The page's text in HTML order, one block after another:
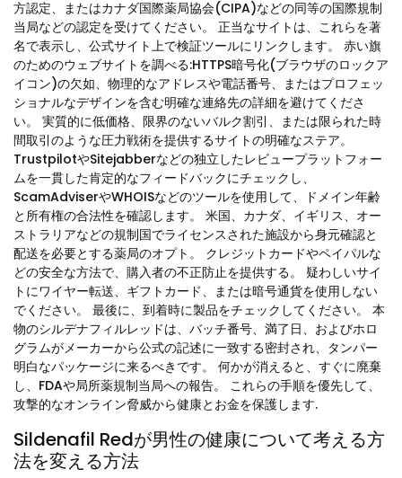
方認定、またはカナダ国際薬局協会(CIPA)などの同等の国際規制
当局などの認定を受けてください。 正当なサイトは、これらを著
名で表示し、公式サイト上で検証ツールにリンクします。 赤い旗
のためのウェブサイトを調べる:HTTPS暗号化(ブラウザのロックア
イコン)の欠如、物理的なアドレスや電話番号、またはプロフェッ
ショナルなデザインを含む明確な連絡先の詳細を避けてくださ
い。 実質的に低価格、限界のないバルク割引、または限られた時
間取引のような圧力戦術を提供するサイトの明確なステア。
TrustpilotやSitejabberなどの独立したレビュープラットフォー
ムを一貫した肯定的なフィードバックにチェックし、
ScamAdviserやWHOISなどのツールを使用して、ドメイン年齢
と所有権の合法性を確認します。 米国、カナダ、イギリス、オー
ストラリアなどの規制国でライセンスされた施設から身元確認と
配送を必要とする薬局のオプト。 クレジットカードやペイパルな
どの安全な方法で、購入者の不正防止を提供する。 疑わしいサイ
トにワイヤー転送、ギフトカード、または暗号通貨を使用しない
でください。 最後に、到着時に製品をチェックしてください。 本
物のシルデナフィルレッドは、バッチ番号、満了日、およびホロ
グラムがメーカーから公式の記述に一致する密封され、タンパー
明白なパッケージに来るべきです。 何かが消えると、すぐに廃棄
し、FDAや局所薬規制当局への報告。 これらの手順を優先して、
攻撃的なオンライン脅威から健康とお金を保護します.
Sildenafil Redが男性の健康について考える方
法を変える方法